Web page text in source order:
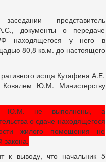
представитель
А.С., документы о передаче
находящегося у него в
80,8 кв.м. до настоящего
истца Кутафина А.Е.
Ю.М. Министерству
Ю.М. не выполнены, а
о сдаче находящегося
жилого помещения не
закона.
к выводу, что начальник 5